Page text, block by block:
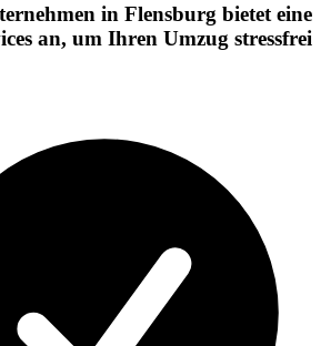
in Flensburg bietet eine
an, um Ihren Umzug stressfrei